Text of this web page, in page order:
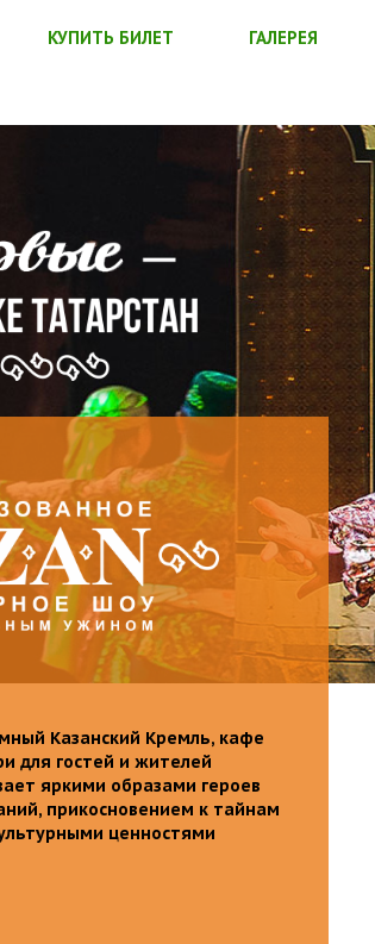
КУПИТЬ БИЛЕТ ГАЛЕРЕЯ
Казанский Кремль, кафе
для гостей и жителей
яркими образами героев
прикосновением к тайнам
ценностями